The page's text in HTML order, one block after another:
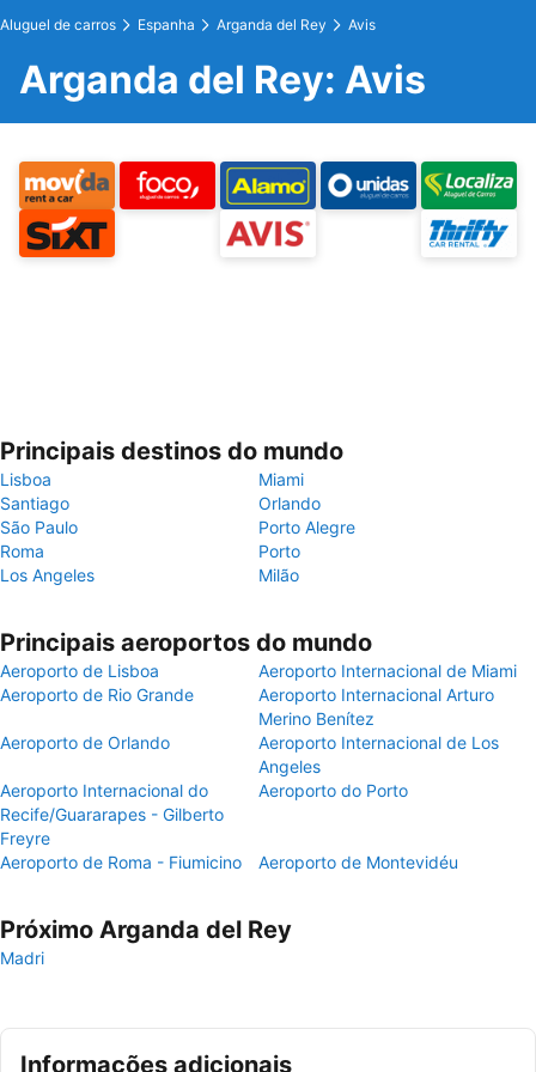
Aluguel de carros Espanha Arganda del Rey Avis
Arganda del Rey: Avis
Principais destinos do mundo
Lisboa
Miami
Santiago
Orlando
São Paulo
Porto Alegre
Roma
Porto
Los Angeles
Milão
Principais aeroportos do mundo
Aeroporto de Lisboa
Aeroporto Internacional de Miami
Aeroporto de Rio Grande
Aeroporto Internacional Arturo
Merino Benítez
Aeroporto de Orlando
Aeroporto Internacional de Los
Angeles
Aeroporto Internacional do
Recife/Guararapes - Gilberto
Freyre
Aeroporto do Porto
Aeroporto de Roma - Fiumicino Aeroporto de Montevidéu
Próximo Arganda del Rey
Madri
Informações adicionais